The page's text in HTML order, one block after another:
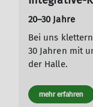
20–30 Jahre
Bei uns
30 Jahren mit
der Halle.
mehr erfahren